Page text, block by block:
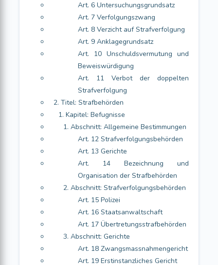
Art. 6 Untersuchungsgrundsatz
Art. 7 Verfolgungszwang
Art. 8 Verzicht auf Strafverfolgung
Art. 9 Anklagegrundsatz
Art. 10 Unschuldsvermutung und
Beweiswürdigung
Art. 11 Verbot der doppelten
Strafverfolgung
2. Titel: Strafbehörden
1. Kapitel: Befugnisse
1. Abschnitt: Allgemeine Bestimmungen
Art. 12 Strafverfolgungsbehörden
Art. 13 Gerichte
Art. 14 Bezeichnung und
Organisation der Strafbehörden
2. Abschnitt: Strafverfolgungsbehörden
Art. 15 Polizei
Art. 16 Staatsanwaltschaft
Art. 17 Übertretungsstrafbehörden
3. Abschnitt: Gerichte
Art. 18 Zwangsmassnahmengericht
Art. 19 Erstinstanzliches Gericht